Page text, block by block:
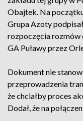
Obajtek. Na
Grupa Azoty
rozpoczęcia rozmów
GA Puławy przez
Dokument nie
przeprowadzenia
że chciałby proces
Dodał, że na